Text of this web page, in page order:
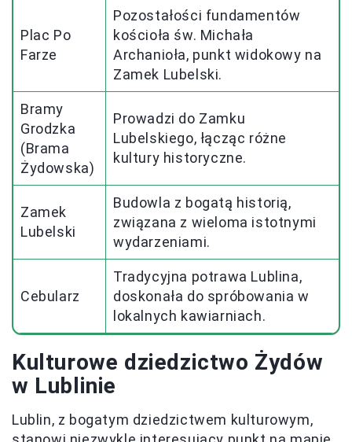
Plac Po
Farze
Pozostałości fundamentów
kościoła św. Michała
Archanioła, punkt widokowy na
Zamek Lubelski.
Bramy
Grodzka
(Brama
Żydowska)
Prowadzi do Zamku
Lubelskiego, łącząc różne
kultury historyczne.
Zamek
Lubelski
Budowla z bogatą historią,
związana z wieloma istotnymi
wydarzeniami.
Cebularz
Tradycyjna potrawa Lublina,
doskonała do spróbowania w
lokalnych kawiarniach.
Kulturowe dziedzictwo Żydów
w Lublinie
Lublin, z bogatym dziedzictwem kulturowym,